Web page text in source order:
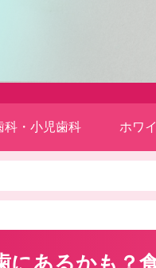
科・小児歯科 ホワ